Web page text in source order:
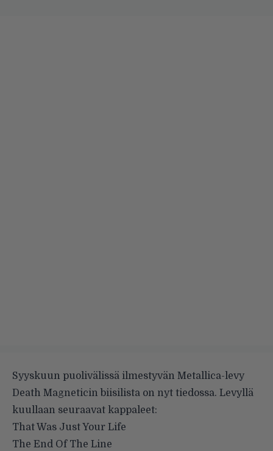
Syyskuun puolivälissä ilmestyvän Metallica-levy
Death Magneticin biisilista on nyt tiedossa. Levyllä
kuullaan seuraavat kappaleet:
That Was Just Your Life
The End Of The Line